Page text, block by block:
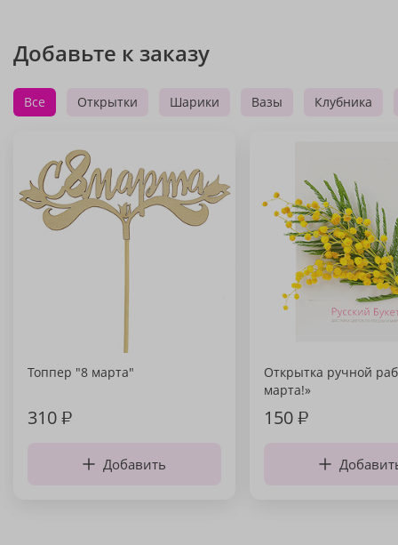
Добавьте к заказу
Все Открытки Шарики Вазы Клубника
Топпер "8 марта"
310₽
Добавить
Открытка ручной
марта!»
150₽